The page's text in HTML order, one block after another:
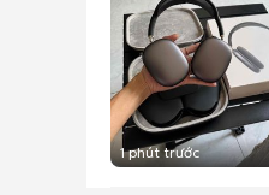
1 phút trước